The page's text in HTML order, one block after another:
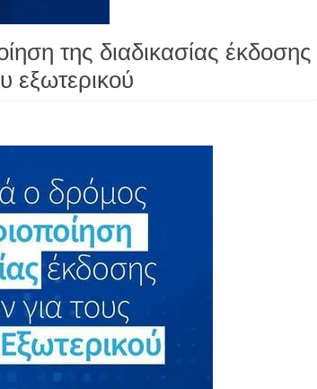
της διαδικασίας έκδοσης
εξωτερικού